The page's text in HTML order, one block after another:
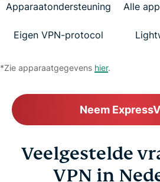
Apparaatondersteuning Alle
Eigen VPN-protocol
*Zie apparaatgegevens hier.
Neem
Veelgestelde
VPN in